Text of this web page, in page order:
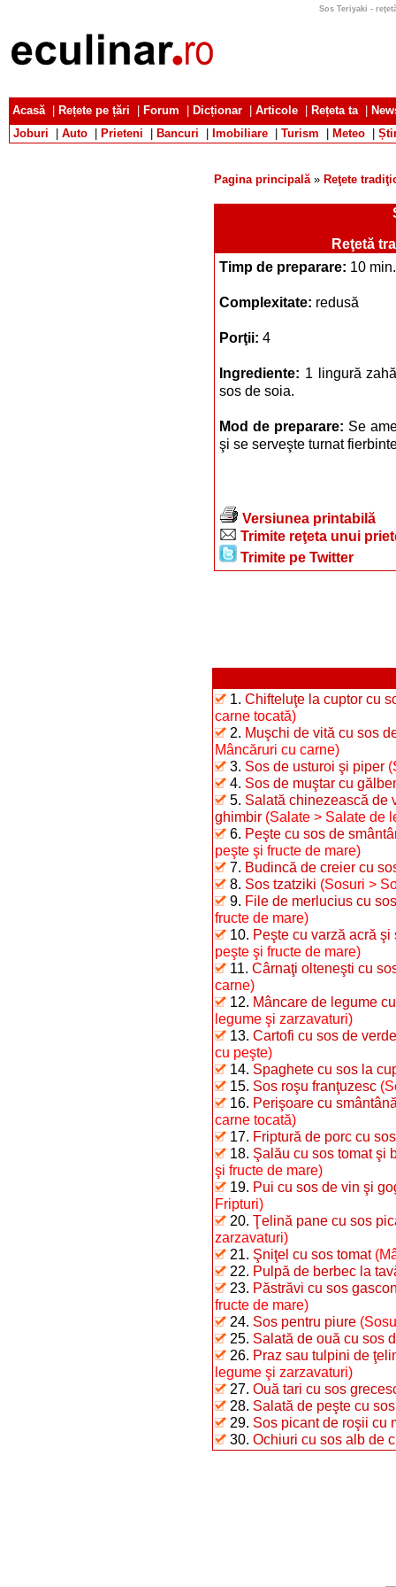
Sos Teriyaki -
Acasă| Rețete pe țări Forum Dicționar Articole Rețeta ta|
Joburi
Auto Prieteni Bancuri Imobiliare Turism Meteo
Pagina principală» Reţete
Reţetă
Timp de preparare: 10 min.
Complexitate: redusă
Porţii: 4
Ingrediente: 1 lingură
sos de soia.
Mod de preparare: Se
şi se serveşte turnat
Versiunea printabilă
Trimite reţeta unui
Trimite pe Twitter
1. Chifteluţe la cuptor cu
carne tocată)
2. Muşchi de vită cu sos
Mâncăruri cu carne)
3. Sos de usturoi şi piper
4. Sos de muştar cu
5. Salată chinezească de
ghimbir (Salate > Salate de
6. Peşte cu sos de
peşte şi fructe de mare)
7. Budincă de creier cu
8. Sos tzatziki (Sosuri >
9. File de merlucius cu
fructe de mare)
10. Peşte cu varză acră şi
peşte şi fructe de mare)
11. Cârnaţi olteneşti cu
carne)
12. Mâncare de legume
legume şi zarzavaturi)
13. Cartofi cu sos de
cu peşte)
14. Spaghete cu sos la
15. Sos roşu franţuzesc
16. Perişoare cu
carne tocată)
17. Friptură de porc cu
18. Şalău cu sos tomat şi
şi fructe de mare)
19. Pui cu sos de vin şi
Fripturi)
20. Ţelină pane cu sos
zarzavaturi)
21. Şniţel cu sos tomat
22. Pulpă de berbec la
23. Păstrăvi cu sos
fructe de mare)
24. Sos pentru piure
25. Salată de ouă cu sos
26. Praz sau tulpini de
legume şi zarzavaturi)
27. Ouă tari cu sos
28. Salată de peşte cu
29. Sos picant de roşii cu
30. Ochiuri cu sos alb de